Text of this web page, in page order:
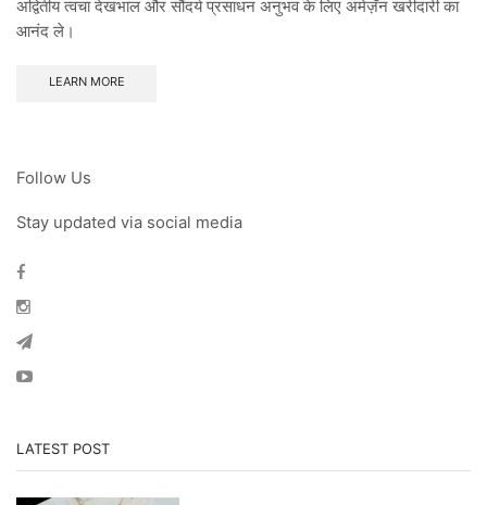
अद्वितीय त्वचा देखभाल और सौंदर्य प्रसाधन अनुभव के लिए अमेज़ॅन खरीदारी का
आनंद ले।
LEARN MORE
Follow Us
Stay updated via social media
LATEST POST